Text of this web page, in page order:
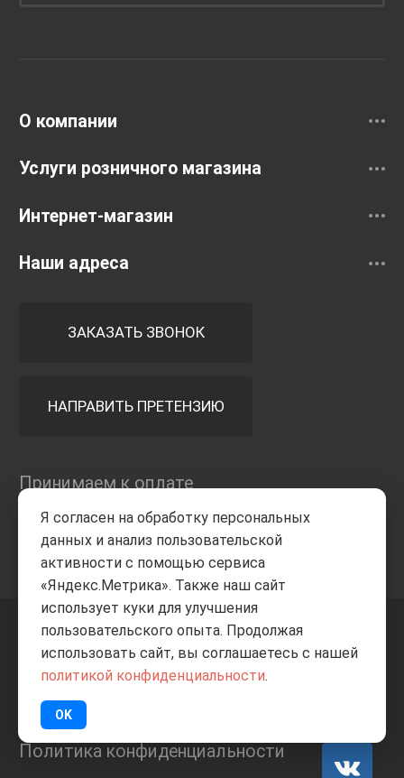
О компании
Услуги розничного магазина
Интернет-магазин
Наши адреса
ЗАКАЗАТЬ ЗВОНОК
НАПРАВИТЬ ПРЕТЕНЗИЮ
Принимаем к оплате
+7 8332205-805 ВВЕРХ
ИП Баранов А.С. 2026
Политика конфиденциальности
Я согласен на обработку персональных
данных и анализ пользовательской
активности с помощью сервиса
«Яндекс.Метрика». Также наш сайт
использует куки для улучшения
пользовательского опыта. Продолжая
использовать сайт, вы соглашаетесь с нашей
политикой конфиденциальности.
OK